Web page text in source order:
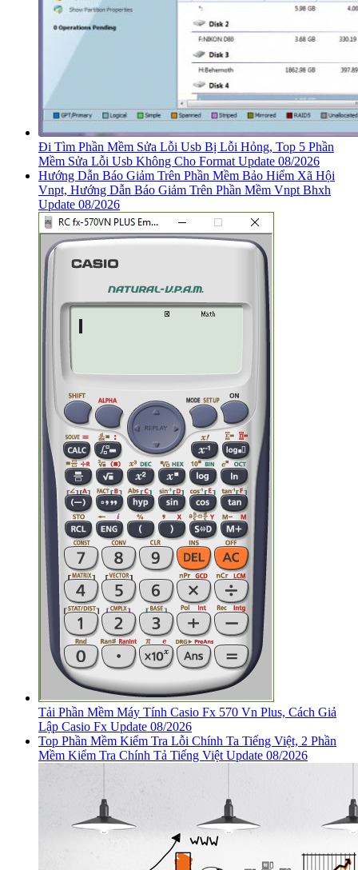
Đi Tìm Phần Mềm Sửa Lỗi Usb Bị Lỗi Hỏng, Top 5 Phần
Mềm Sửa Lỗi Usb Không Cho Format Update 08/2026
Hướng Dẫn Báo Giảm Trên Phần Mềm Bảo Hiểm Xã Hội
Vnpt, Hướng Dẫn Báo Giảm Trên Phần Mềm Vnpt Bhxh
Update 08/2026
Tải Phần Mềm Máy Tính Casio Fx 570 Vn Plus, Cách Giả
Lập Casio Fx Update 08/2026
Top Phần Mềm Kiểm Tra Lỗi Chính Ta Tiếng Việt, 2 Phần
Mềm Kiểm Tra Chính Tả Tiếng Việt Update 08/2026